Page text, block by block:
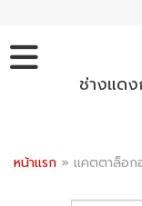
ช่างแดง
หน้าแรก » แคตตาล็อก